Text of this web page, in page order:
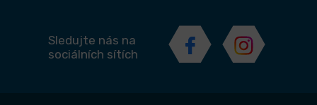
Sledujte nás na
sociálních sítích